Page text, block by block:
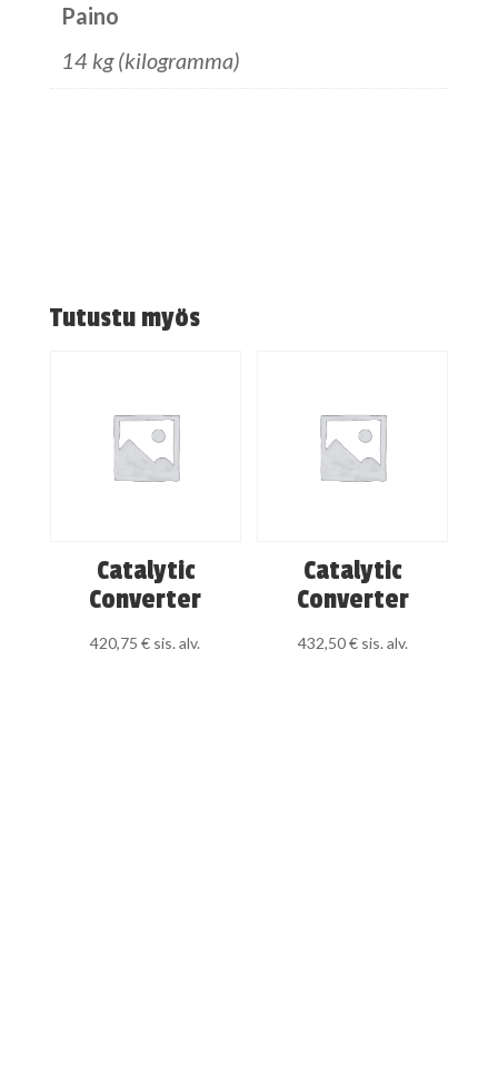
Paino
14 kg (kilogramma)
Tutustu myös
Catalytic
Converter
420,75€ sis. alv.
Catalytic
Converter
432,50€ sis. alv.